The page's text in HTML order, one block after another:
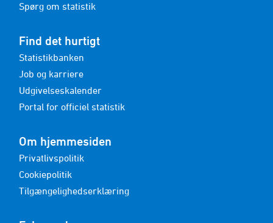
Spørg om statistik
Find det hurtigt
Statistikbanken
Job og karriere
Udgivelseskalender
Portal for officiel statistik
Om hjemmesiden
Privatlivspolitik
Cookiepolitik
Tilgængelighedserklæring